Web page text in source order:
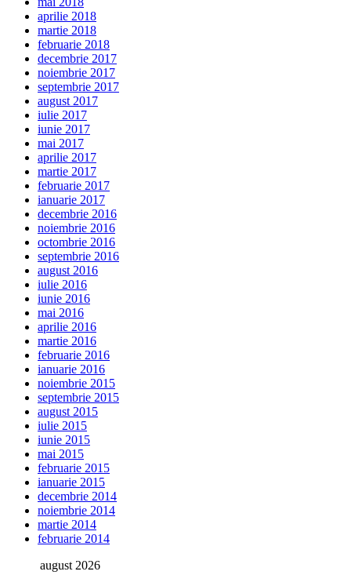
aprilie 2018
martie 2018
februarie 2018
decembrie 2017
noiembrie 2017
septembrie 2017
august 2017
iulie 2017
iunie 2017
mai 2017
aprilie 2017
martie 2017
februarie 2017
ianuarie 2017
decembrie 2016
noiembrie 2016
octombrie 2016
septembrie 2016
august 2016
iulie 2016
iunie 2016
mai 2016
aprilie 2016
martie 2016
februarie 2016
ianuarie 2016
noiembrie 2015
septembrie 2015
august 2015
iulie 2015
iunie 2015
mai 2015
februarie 2015
ianuarie 2015
decembrie 2014
noiembrie 2014
martie 2014
februarie 2014
august 2026